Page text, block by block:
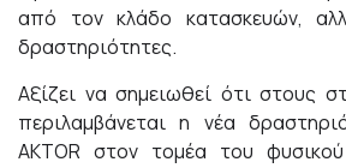
από τον κλάδο κατασκευών,
δραστηριότητες.
Αξίζει να σημειωθεί ότι στους
περιλαμβάνεται η νέα
AKTOR στον τομέα του